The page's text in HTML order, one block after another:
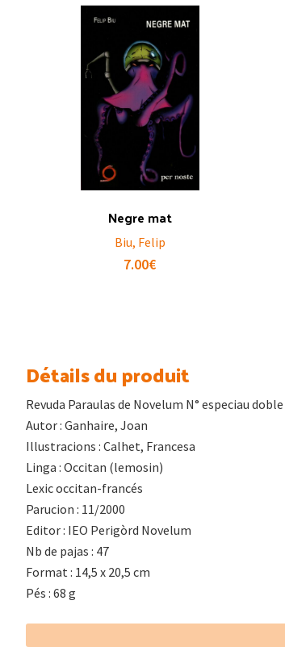
Negre mat
Biu, Felip
7.00€
Détails du produit
Revuda Paraulas de Novelum N° especiau
Autor : Ganhaire, Joan
Illustracions : Calhet, Francesa
Linga : Occitan (lemosin)
Lexic occitan-francés
Parucion : 11/2000
Editor : IEO Perigòrd Novelum
Nb de pajas : 47
Format : 14,5 x 20,5 cm
Pés : 68 g
Footer